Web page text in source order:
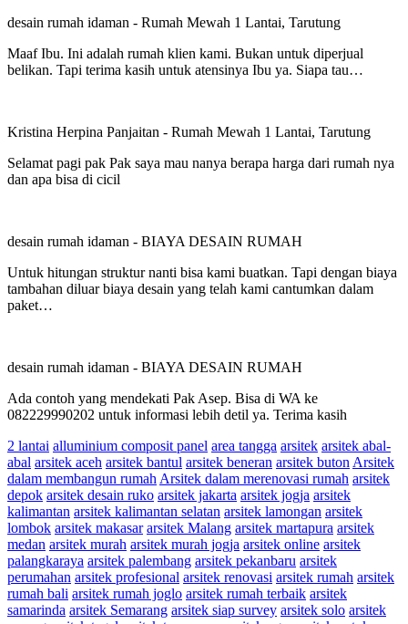
desain rumah idaman - Rumah Mewah 1 Lantai, Tarutung
Maaf Ibu. Ini adalah rumah klien kami. Bukan untuk diperjual
belikan. Tapi terima kasih untuk atensinya Ibu ya. Siapa tau…
Kristina Herpina Panjaitan - Rumah Mewah 1 Lantai, Tarutung
Selamat pagi pak Pak saya mau nanya berapa harga dari rumah nya
dan apa bisa di cicil
desain rumah idaman - BIAYA DESAIN RUMAH
Untuk hitungan struktur nanti bisa kami buatkan. Tapi dengan biaya
tambahan diluar biaya desain yang telah kami cantumkan dalam
paket…
desain rumah idaman - BIAYA DESAIN RUMAH
Ada contoh yang mendekati Pak Asep. Bisa di WA ke
082229990202 untuk informasi lebih detil ya. Terima kasih
2 lantai alluminium composit panel area tangga arsitek arsitek abal-
abal arsitek aceh arsitek bantul arsitek beneran arsitek buton Arsitek
dalam membangun rumah Arsitek dalam merenovasi rumah arsitek
depok arsitek desain ruko arsitek jakarta arsitek jogja arsitek
kalimantan arsitek kalimantan selatan arsitek lamongan arsitek
lombok arsitek makasar arsitek Malang arsitek martapura arsitek
medan arsitek murah arsitek murah jogja arsitek online arsitek
palangkaraya arsitek palembang arsitek pekanbaru arsitek
perumahan arsitek profesional arsitek renovasi arsitek rumah arsitek
rumah bali arsitek rumah joglo arsitek rumah terbaik arsitek
samarinda arsitek Semarang arsitek siap survey arsitek solo arsitek